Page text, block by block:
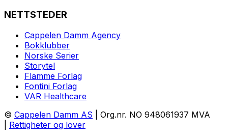
NETTSTEDER
Cappelen Damm Agency
Bokklubber
Norske Serier
Storytel
Flamme Forlag
Fontini Forlag
VAR Healthcare
© Cappelen Damm AS | Org.nr. NO 948061937 MVA
Rettigheter og lover